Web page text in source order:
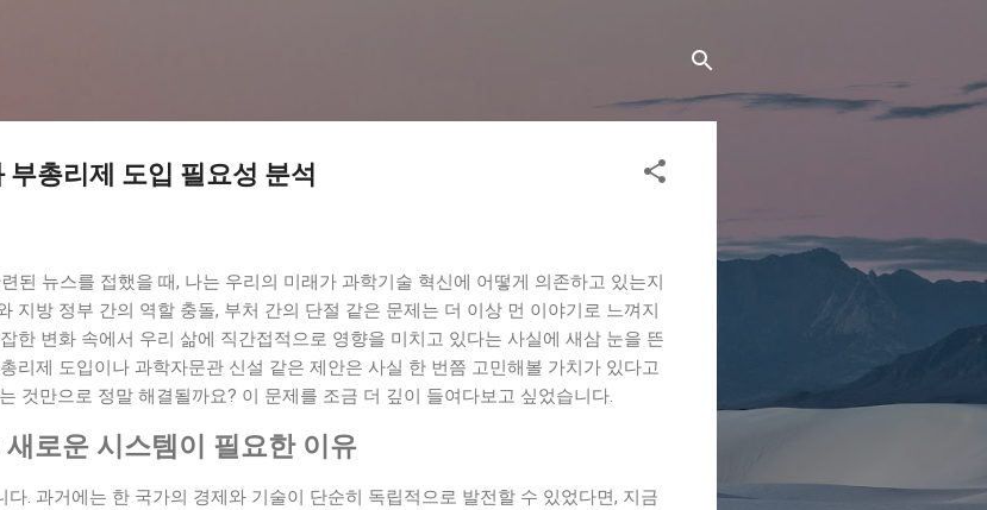
총리제 도입 필요성 분석
된 뉴스를 접했을 때, 나는 우리의 미래가 과학기술 혁신에 어떻게 의존하고 있는지
지방 정부 간의 역할 충돌, 부처 간의 단절 같은 문제는 더 이상 먼 이야기로 느껴지
한 변화 속에서 우리 삶에 직간접적으로 영향을 미치고 있다는 사실에 새삼 눈을 뜬
리제 도입이나 과학자문관 신설 같은 제안은 사실 한 번쯤 고민해볼 가치가 있다고
것만으로 정말 해결될까요? 이 문제를 조금 더 깊이 들여다보고 싶었습니다.
로운 시스템이 필요한 이유
. 과거에는 한 국가의 경제와 기술이 단순히 독립적으로 발전할 수 있었다면, 지금